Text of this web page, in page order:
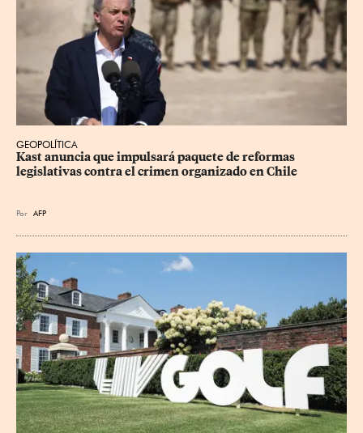
GEOPOLÍTICA
Kast anuncia que impulsará paquete de reformas
legislativas contra el crimen organizado en Chile
Por AFP